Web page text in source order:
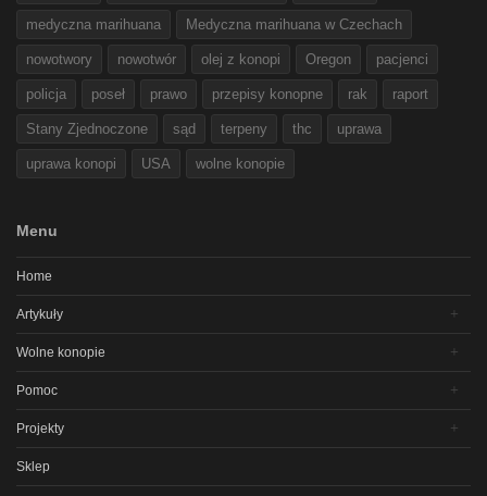
medyczna marihuana Medyczna marihuana w Czechach
nowotwory nowotwór olej z konopi Oregon pacjenci
policja poseł prawo przepisy konopne rak raport
Stany Zjednoczone sąd terpeny thc uprawa
uprawa konopi USA wolne konopie
Menu
Home
Artykuły
Wolne konopie
Pomoc
Projekty
Sklep